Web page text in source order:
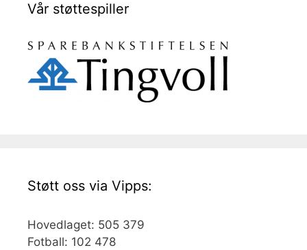
Vår støttespiller
Støtt oss via Vipps:
Hovedlaget: 505 379
Fotball: 102 478